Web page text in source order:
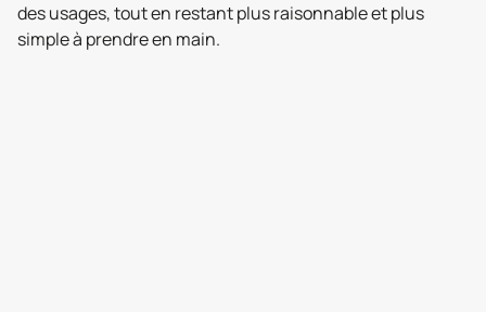
des usages, tout en restant plus raisonnable et plus
simple à prendre en main.